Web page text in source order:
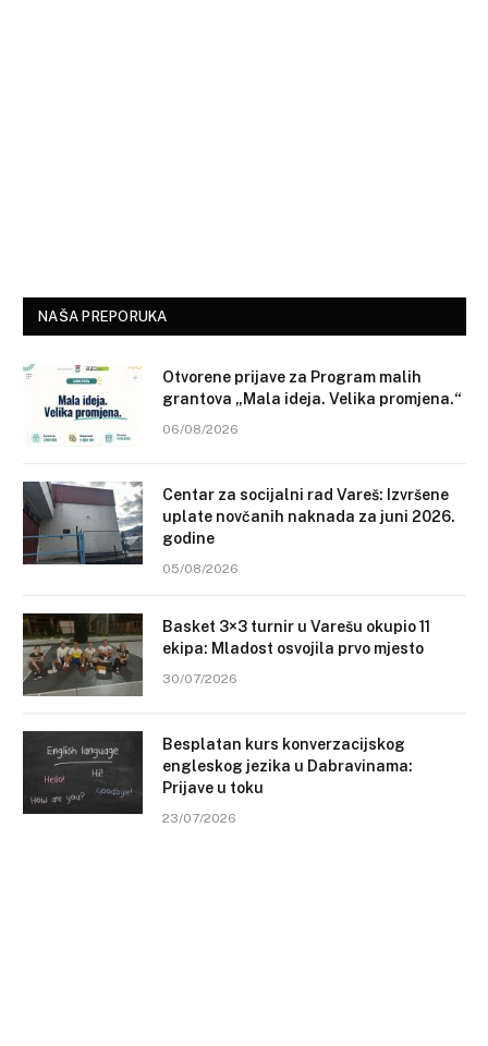
NAŠA PREPORUKA
Otvorene prijave za Program malih
grantova „Mala ideja. Velika promjena.“
06/08/2026
Centar za socijalni rad Vareš: Izvršene
uplate novčanih naknada za juni 2026.
godine
05/08/2026
Basket 3×3 turnir u Varešu okupio 11
ekipa: Mladost osvojila prvo mjesto
30/07/2026
Besplatan kurs konverzacijskog
engleskog jezika u Dabravinama:
Prijave u toku
23/07/2026